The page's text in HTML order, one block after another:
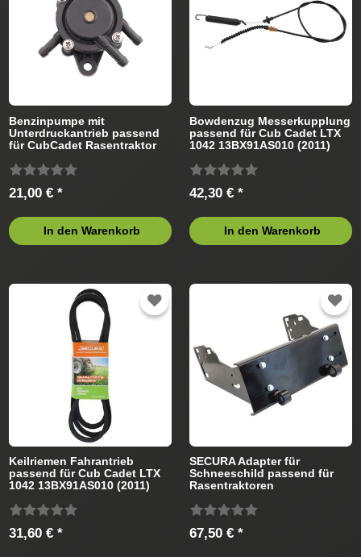
Benzinpumpe mit
Unterdruckantrieb passend
für CubCadet Rasentraktor
21,00 € *
In den Warenkorb
Bowdenzug Messerkupplung
passend für Cub Cadet LTX
1042 13BX91AS010 (2011)
42,30 € *
In den Warenkorb
Keilriemen Fahrantrieb
passend für Cub Cadet LTX
1042 13BX91AS010 (2011)
31,60 € *
SECURA Adapter für
Schneeschild passend für
Rasentraktoren
67,50 € *